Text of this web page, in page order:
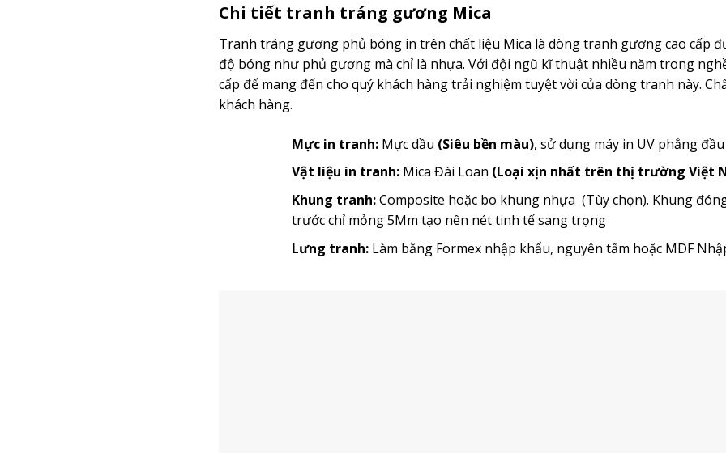
Chi tiết tranh tráng gương Mica
Tranh tráng gương phủ bóng in trên chất liệu Mica là dòng tranh gương cao cấp
độ bóng như phủ gương mà chỉ là nhựa. Với đội ngũ kĩ thuật nhiều năm trong
cấp để mang đến cho quý khách hàng trải nghiệm tuyệt vời của dòng tranh này.
khách hàng.
Mực in tranh:Mực dầu (Siêu bền màu), sử dụng máy in UV phẳng
Vật liệu in tranh:Mica Đài Loan (Loại xịn nhất trên thị trường Việt
Khung tranh:Composite hoặc bo khung nhựa (Tùy chọn). Khung
trước chỉ mỏng 5Mm tạo nên nét tinh tế sang trọng
Lưng tranh:Làm bằng Formex nhập khẩu, nguyên tấm hoặc MDF